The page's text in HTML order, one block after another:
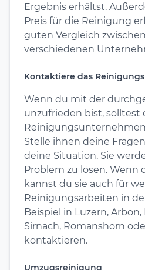
Ergebnis erhältst.
Preis für die Reinigung
guten Vergleich
verschiedenen
Kontaktiere das
Wenn du mit der
unzufrieden bist, solltest
Stelle ihnen deine
deine Situation. Sie
Problem zu lösen. Wenn
kannst du sie auch für
Reinigungsarbeiten in
Beispiel in Luzern,
Sirnach, Romanshorn
kontaktieren.
Umzugsreinigung